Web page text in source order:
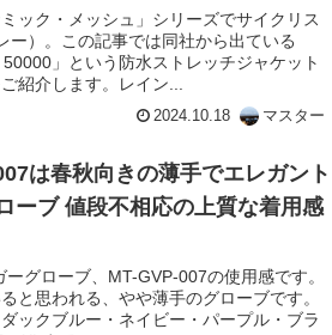
ック・メッシュ」シリーズでサイクリス
ー）。この記事では同社から出ている
50000」という防水ストレッチジャケット
紹介します。レイン...
2024.10.18 マスター
は春秋向きの薄手でエレガント
質な着用感
グローブ、MT-GVP-007の使用感です。
と思われる、やや薄手のグローブです。
ックブルー・ネイビー・パープル・ブラ